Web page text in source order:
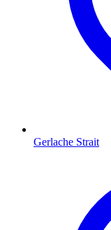
Gerlache Strait